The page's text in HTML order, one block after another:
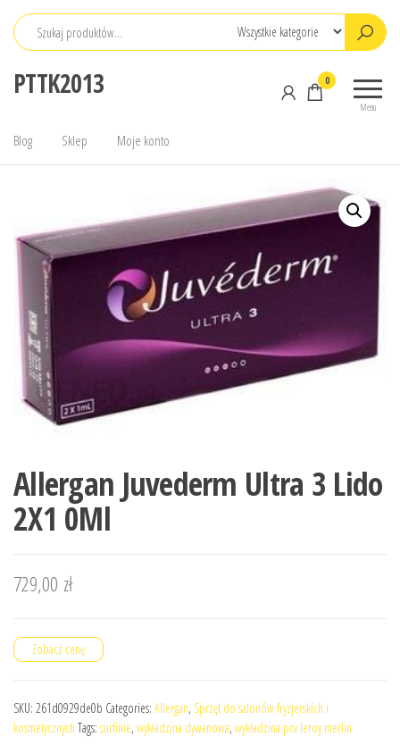
Przejdź
PTTK2013
Menu
0
Blog Sklep Moje konto
Allergan Juvederm Ultra 3 Lido
2X1 0Ml
729,00 zł
Zobacz cenę
SKU: 261d0929de0b Categories: Allergan, Sprzęt do salonów fryzjerskich i
kosmetycznych Tags: surfinie, wykładzina dywanowa, wykładzina pcv leroy merlin